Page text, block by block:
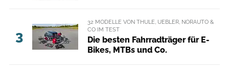
3
32 MODELLE VON THULE, UEBLER, NORAUTO &
CO IM TEST
Die besten Fahrradträger für E-
Bikes, MTBs und Co.